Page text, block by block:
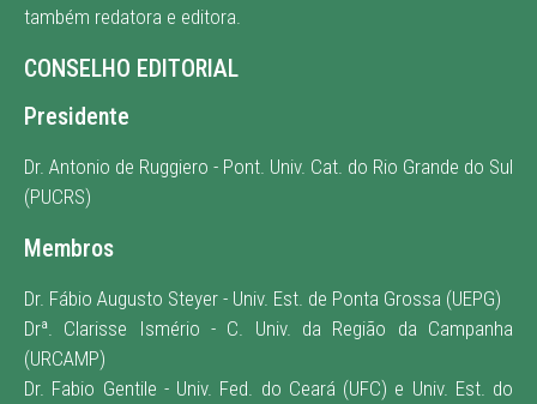
também redatora e editora
CONSELHO EDITORIAL
Presidente
Dr. Antonio de Ruggiero - Pont. Univ. Cat. do Rio Grande do Sul
(PUCRS)
Membros
Dr. Fábio Augusto Steyer - Univ. Est. de Ponta Grossa (UEPG)
Drª. Clarisse Ismério - C. Univ. da Região da Campanha
(URCAMP)
Dr. Fabio Gentile - Univ. Fed. do Ceará (UFC) e Univ. Est. do